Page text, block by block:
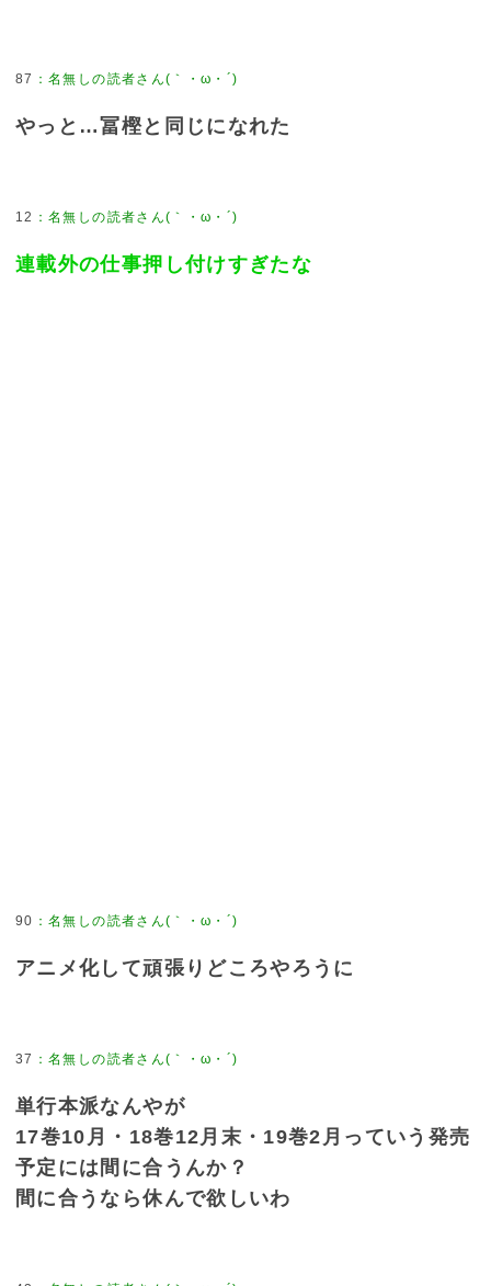
87 ：名無しの読者さん(｀・ω・´)
やっと…冨樫と同じになれた
12 ：名無しの読者さん(｀・ω・´)
連載外の仕事押し付けすぎたな
90 ：名無しの読者さん(｀・ω・´)
アニメ化して頑張りどころやろうに
37 ：名無しの読者さん(｀・ω・´)
単行本派なんやが
17巻10月・18巻12月末・19巻2月っていう発売
予定には間に合うんか？
間に合うなら休んで欲しいわ